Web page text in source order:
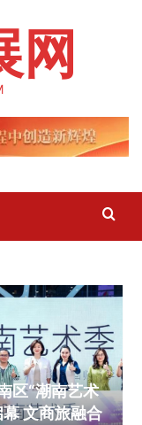
网
区“潮南艺术
幕 文商旅融合